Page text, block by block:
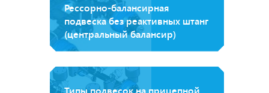
Рессорно-балансирная
подвеска без реактивных штанг
(центральный балансир)
Типы подвесок на прицепной